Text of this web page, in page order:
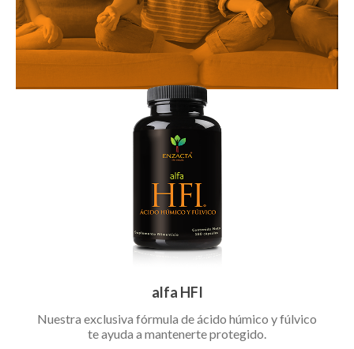
alfa HFI
Nuestra exclusiva fórmula de ácido húmico y fúlvico
te ayuda a mantenerte protegido.